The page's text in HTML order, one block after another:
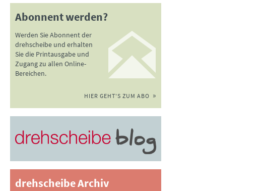
Abonnent werden?
Werden Sie Abonnent der
drehscheibe und erhalten
Sie die Printausgabe und
Zugang zu allen Online-
Bereichen.
HIER GEHT'S ZUM ABO
drehscheibe Archiv